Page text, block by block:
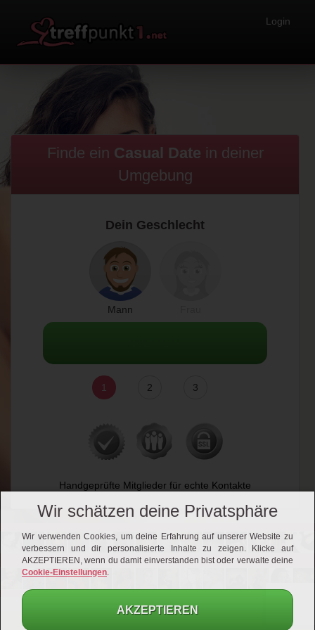
Login
Finde ein Casual Date in deiner
Umgebung
Dein Geschlecht
Mann
1 2 3
Handgeprüfte Mitglieder für echte Kontakte
Wir schätzen deine Privatsphäre
Wir verwenden Cookies, um deine Erfahrung auf unserer Website zu
verbessern und dir personalisierte Inhalte zu zeigen. Klicke auf
AKZEPTIEREN, wenn du damit einverstanden bist oder verwalte deine
Cookie-Einstellungen.
AKZEPTIEREN